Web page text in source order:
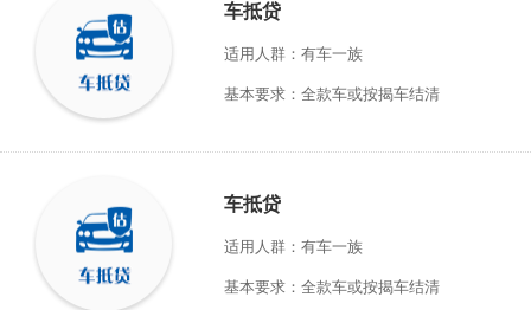
车抵贷
适用人群：有车一族
基本要求：全款车或按揭车结清
车抵贷
适用人群：有车一族
基本要求：全款车或按揭车结清